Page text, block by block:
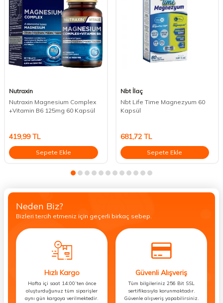
Nutraxin
Nutraxin Magnesium Complex
+Vitamin B6 125mg 60 Kapsül
419,99TL
Sepete Ekle
Nbt İlaç
Nbt Life Time Magnezyum 60
Kapsül
681,72TL
Sepete Ekle
Neden Biz?
Bizleri tercih etmeniz için geçerli birkaç sebep.
Hızlı Kargo
Hafta içi saat 14:00’ten önce
oluşturduğunuz tüm siparişler
aynı gün kargoya verilmektedir.
Güvenli Alışveriş
Tüm bilgileriniz 256 Bit SSL
sertifikasıyla korunmaktadır.
Güvenle alışveriş yapabilirsiniz.